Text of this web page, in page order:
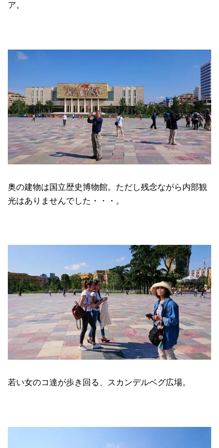
ア。
奥の建物は国立歴史博物館。ただし残念ながら内部観
光はありませんでした・・・。
若い女のコ達が歩き回る、スカンデルベグ広場。